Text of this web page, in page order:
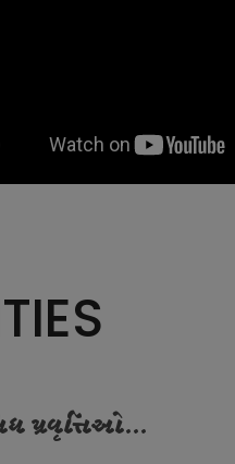
પ્રવૃત્તિઓ...